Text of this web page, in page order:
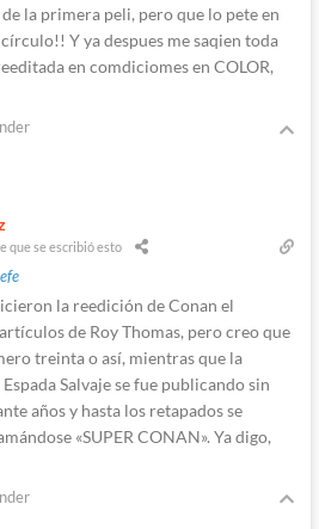
la primera peli, pero que lo pete en
Y ya despues me saqien toda
en comdiciomes en COLOR,
que se escribió esto
la reedición de Conan el
de Roy Thomas, pero creo que
treinta o así, mientras que la
Salvaje se fue publicando sin
años y hasta los retapados se
«SUPER CONAN». Ya digo,